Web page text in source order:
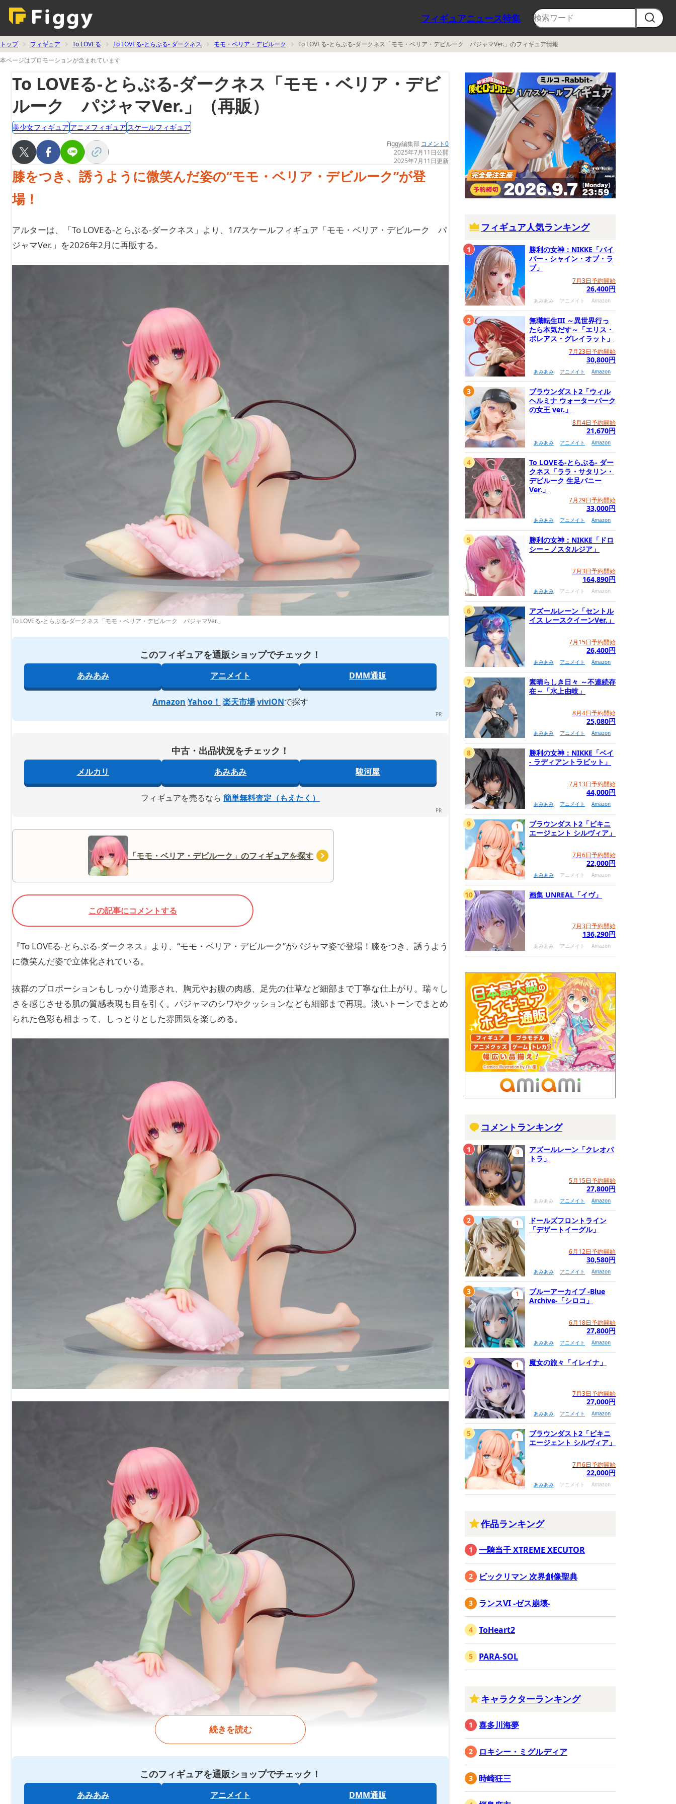
フィギュアニュース特集
トップ フィギュア To LOVEる To LOVEる-とらぶる- ダークネス モモ・ベリア・デビルーク
To LOVEる-とらぶる-ダークネス「モモ・ベリア・デビルーク パジャマVer.」のフィギュア情報
本ページはプロモーションが含まれています
To LOVEる-とらぶる-ダークネス「モモ・ベリア・デビ
ルーク パジャマVer.」（再販）
美少女フィギュア アニメフィギュア スケールフィギュア
Figgy編集部 コメント0
2025年7月11日公開
2025年7月11日更新
膝をつき、誘うように微笑んだ姿の“モモ・ベリア・デビルーク”が登
場！
アルターは、「To LOVEる-とらぶる-ダークネス」より、1/7スケールフィギュア「モモ・ベリア・デビルーク パ
ジャマVer.」を2026年2月に再販する。
To LOVEる-とらぶる-ダークネス「モモ・ベリア・デビルーク パジャマVer.」
このフィギュアを通販ショップでチェック！
あみあみ アニメイト DMM通販
Amazon Yahoo！ 楽天市場 viviONで探す
中古・出品状況をチェック！
メルカリ あみあみ 駿河屋
フィギュアを売るなら 簡単無料査定（もえたく）
「モモ・ベリア・デビルーク」のフィギュアを探す
この記事にコメントする
『To LOVEる-とらぶる-ダークネス』より、“モモ・ベリア・デビルーク”がパジャマ姿で登場！膝をつき、誘うよう
に微笑んだ姿で立体化されている。
抜群のプロポーションもしっかり造形され、胸元やお腹の肉感、足先の仕草など細部まで丁寧な仕上がり。瑞々し
さを感じさせる肌の質感表現も目を引く。パジャマのシワやクッションなども細部まで再現。淡いトーンでまとめ
られた色彩も相まって、しっとりとした雰囲気を楽しめる。
続きを読む
このフィギュアを通販ショップでチェック！
あみあみ アニメイト DMM通販
フィギュア人気ランキング
勝利の女神：NIKKE「バイ
パー - シャイン・オブ・ラ
ブ」
7月3日予約開始
26,400円
あみあみ アニメイト Amazon
1
無職転生III ～異世界行っ
たら本気だす～「エリス・
ボレアス・グレイラット」
7月23日予約開始
30,800円
あみあみ アニメイト Amazon
2
ブラウンダスト2「ウィル
ヘルミナ ウォーターパーク
の女王 ver.」
8月4日予約開始
21,670円
あみあみ アニメイト Amazon
3
To LOVEる-とらぶる- ダー
クネス「ララ・サタリン・
デビルーク 生足バニー
Ver.」
7月29日予約開始
33,000円
あみあみ アニメイト Amazon
4
勝利の女神：NIKKE「ドロ
シー－ノスタルジア」
7月3日予約開始
164,890円
あみあみ アニメイト Amazon
5
アズールレーン「セントル
イス レースクイーンVer.」
7月15日予約開始
26,400円
あみあみ アニメイト Amazon
6
素晴らしき日々 ～不連続存
在～「水上由岐」
8月4日予約開始
25,080円
あみあみ アニメイト Amazon
7
勝利の女神：NIKKE「ベイ
- ラディアントラビット」
7月13日予約開始
44,000円
あみあみ アニメイト Amazon
8
ブラウンダスト2「ビキニ
エージェント シルヴィア」
7月6日予約開始
22,000円
あみあみ アニメイト Amazon
1
9
画集 UNREAL「イヴ」
7月3日予約開始
136,290円
あみあみ アニメイト Amazon
10
コメントランキング
アズールレーン「クレオパ
トラ」
5月15日予約開始
27,800円
あみあみ アニメイト Amazon
3
1
ドールズフロントライン
「デザートイーグル」
6月12日予約開始
30,580円
あみあみ アニメイト Amazon
1
2
ブルーアーカイブ -Blue
Archive-「シロコ」
6月18日予約開始
27,800円
あみあみ アニメイト Amazon
1
3
魔女の旅々「イレイナ」
7月3日予約開始
27,000円
あみあみ アニメイト Amazon
1
4
ブラウンダスト2「ビキニ
エージェント シルヴィア」
7月6日予約開始
22,000円
あみあみ アニメイト Amazon
1
5
作品ランキング
一騎当千 XTREME XECUTOR
ビックリマン 次界創像聖典
ランスVI -ゼス崩壊-
ToHeart2
PARA-SOL
キャラクターランキング
喜多川海夢
ロキシー・ミグルディア
時崎狂三